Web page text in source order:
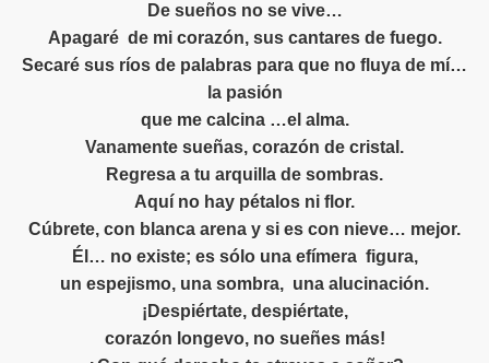
De sueños no se vive…
Apagaré de mi corazón, sus cantares de fuego.
Secaré sus ríos de palabras para que no fluya de mí…
la pasión
que me calcina …el alma.
Vanamente sueñas, corazón de cristal.
Regresa a tu arquilla de sombras.
Aquí no hay pétalos ni flor.
Cúbrete, con blanca arena y si es con nieve… mejor.
Él… no existe; es sólo una efímera figura,
un espejismo, una sombra, una alucinación.
¡Despiértate, despiértate,
corazón longevo, no sueñes más!
Y POEMAS ILUSTRADOS---
REFRANES, CITAS***
REFRANES, CITAS*****
Víctor Merino, músico, compositor y pianista
Y VERSOS CORTOS
, ILUSTRACIONES
REFRANES, CITAS, POEMAS Y OTRAS
, CITAS CELEBRES ILUSTRADOS***